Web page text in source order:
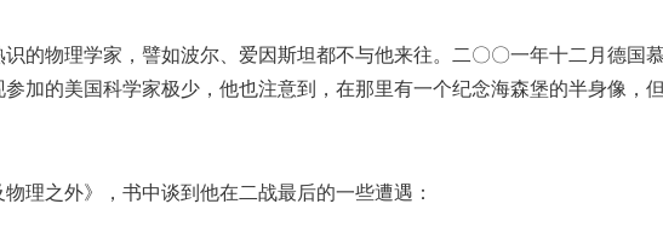
的物理学家，譬如波尔、爱因斯坦都不与他来往。二〇〇一年十二月德国
加的美国科学家极少，他也注意到，在那里有一个纪念海森堡的半身像，
理之外》，书中谈到他在二战最后的一些遭遇：